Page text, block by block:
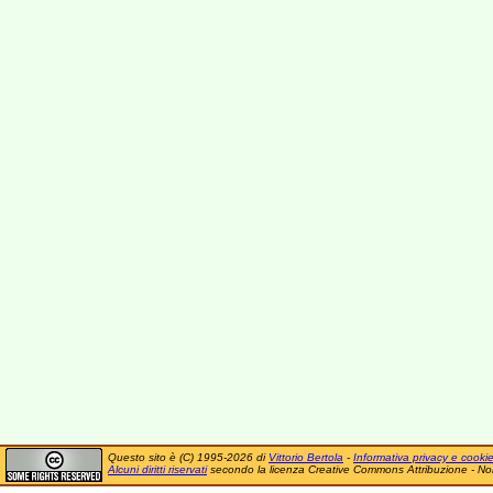
Questo sito è (C) 1995-2026 di Vittorio Bertola - Informativa privacy e cookie
Alcuni diritti riservatisecondo la licenza Creative Commons Attribuzione -